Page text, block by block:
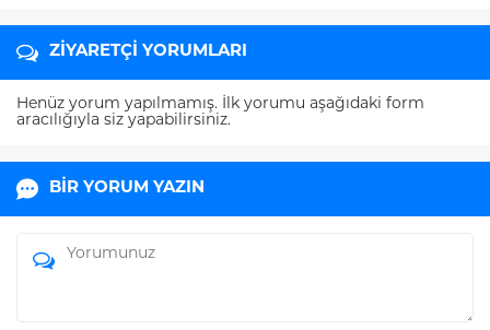
ZİYARETÇİ YORUMLARI
Henüz yorum yapılmamış. İlk yorumu aşağıdaki form
aracılığıyla siz yapabilirsiniz.
BİR YORUM YAZIN